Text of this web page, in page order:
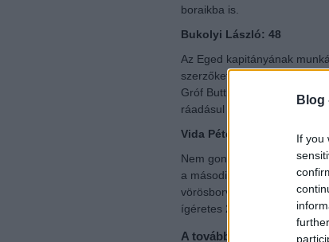
Blog
If you
boraikba is.
Bukolyi László: 48
Az Eged kapitányának
szerzőket –, de
Gróf Buttler klassz borok
ráadásul egyre nagyobb
Vida Péter: 48
Nem gondoltuk volna, hogy
a második fordulós
vörösborvidék összesített
ígéretes 2006-osok
A további sorrend